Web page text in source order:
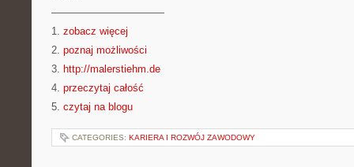
———————————
1. zobacz więcej
2. poznaj możliwości
3. http://malerstiehm.de
4. przeczytaj całość
5. czytaj na blogu
CATEGORIES: KARIERA I ROZWÓJ ZAWODOWY